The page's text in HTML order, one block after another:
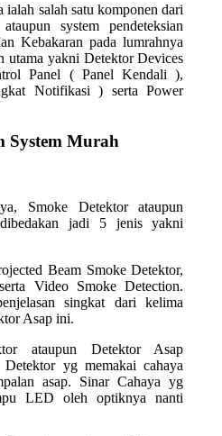
ialah salah satu komponen dari
system pendeteksian
Kebakaran pada lumrahnya
utama yakni Detektor Devices
Panel ( Panel Kendali ),
Notifikasi ) serta Power
System Murah
Smoke Detektor ataupun
jadi 5 jenis yakni
Beam Smoke Detektor,
Video Smoke Detection.
singkat dari kelima
Asap ini.
ataupun Detektor Asap
yg memakai cahaya
asap. Sinar Cahaya yg
LED oleh optiknya nanti